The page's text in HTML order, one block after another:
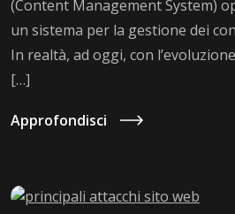
(Content Management System)
un sistema per la gestione dei
In realtà, ad oggi, con
[…]
Approfondisci